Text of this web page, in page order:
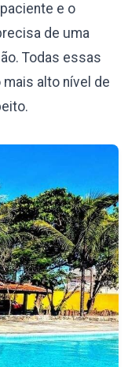
e o
de uma
Todas essas
alto nível de